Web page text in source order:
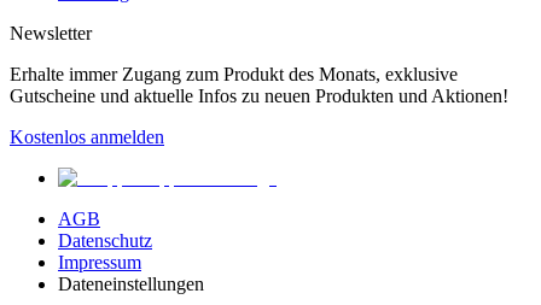
Newsletter
Erhalte immer Zugang zum Produkt des Monats, exklusive
Gutscheine und aktuelle Infos zu neuen Produkten und Aktionen!
Kostenlos anmelden
AGB
Datenschutz
Impressum
Dateneinstellungen